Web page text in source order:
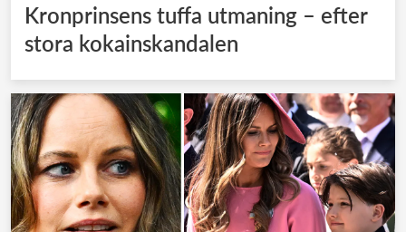
Kronprinsens tuffa utmaning – efter
stora kokainskandalen